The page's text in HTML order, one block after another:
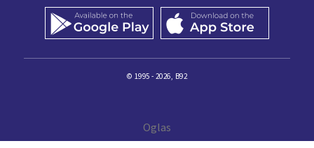
© 1995 - 2026, B92